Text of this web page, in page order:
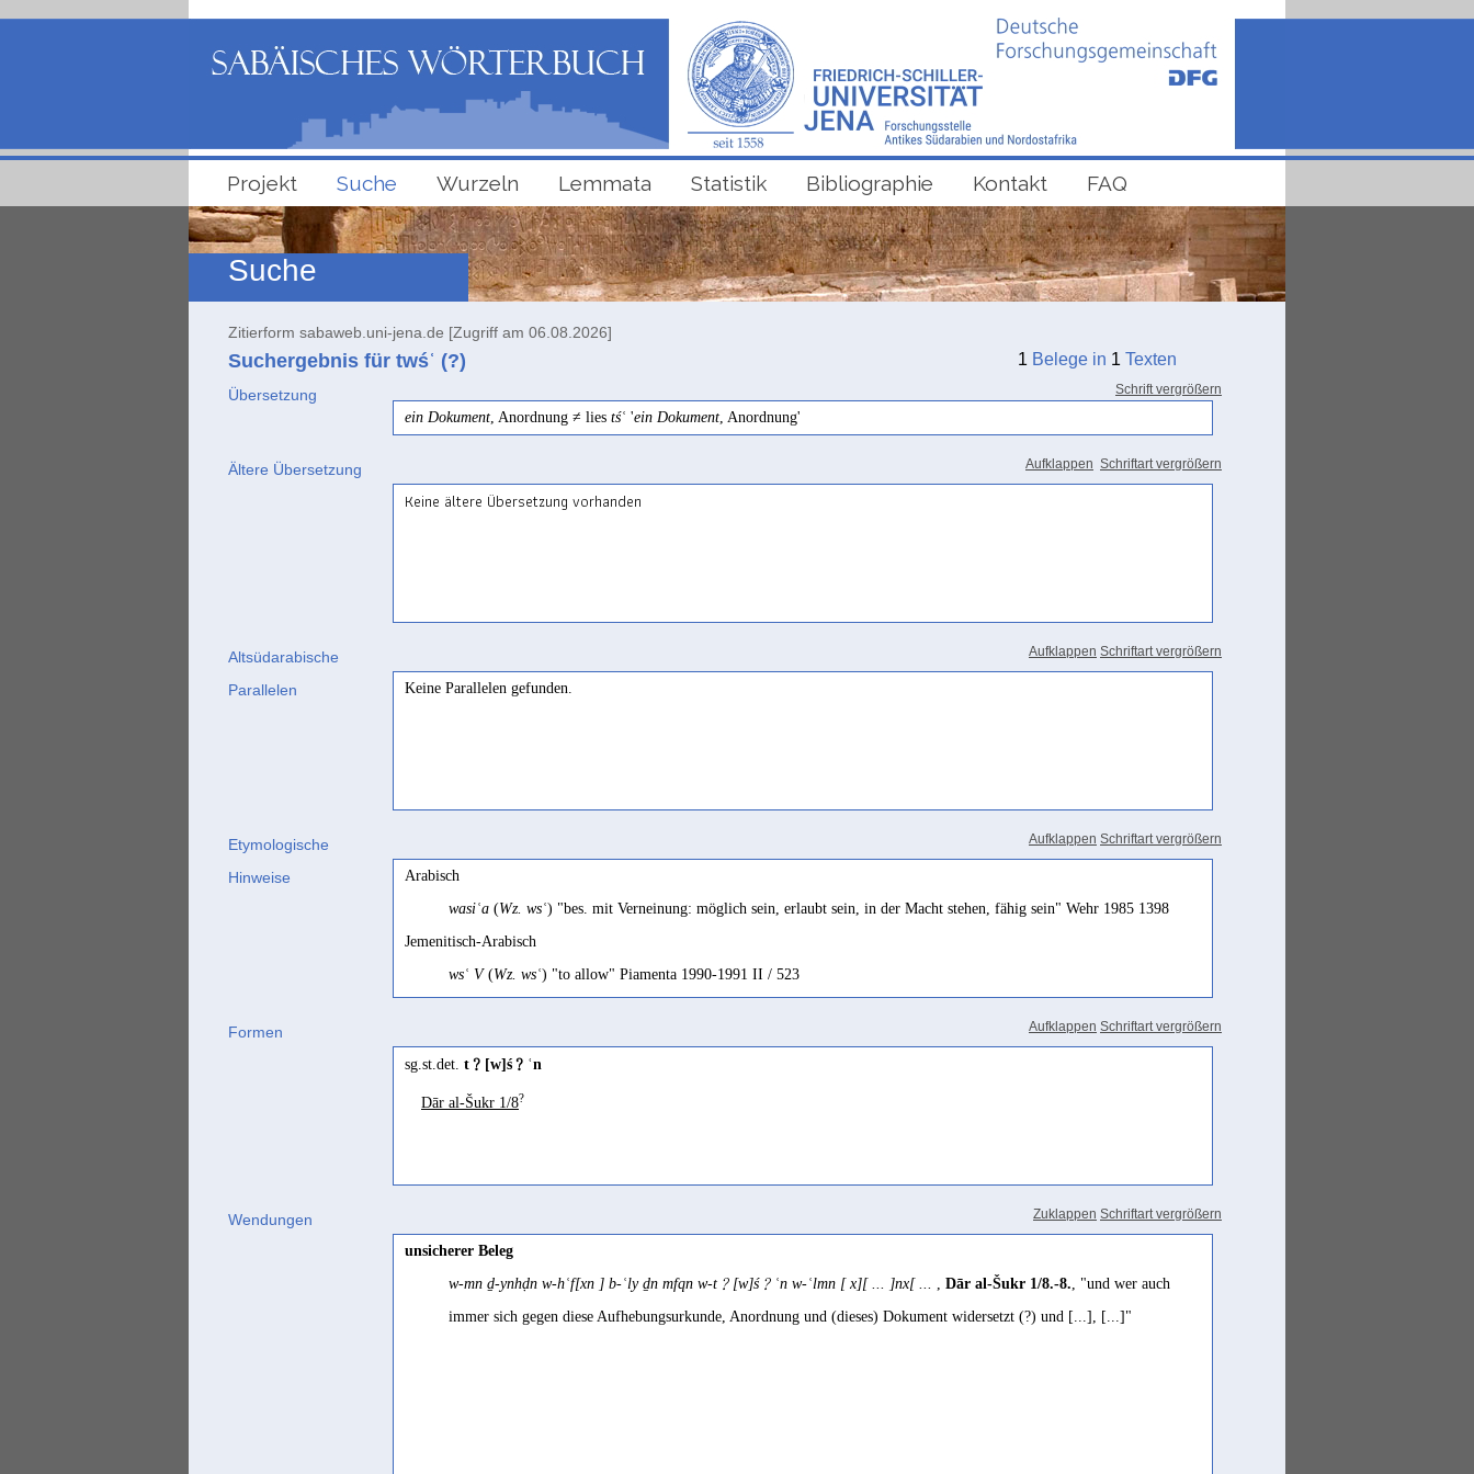
Projekt Suche Wurzeln Lemmata Statistik Bibliographie Kontakt FAQ
Suche
Zitierform sabaweb.uni-jena.de [Zugriff am 06.08.2026]
Suchergebnis für twśʿ (?) 1 Belege in 1 Texten
Übersetzung Schrift vergrößern
ein Dokument, Anordnung ≠ lies tśʿ 'ein Dokument, Anordnung'
Ältere Übersetzung Aufklappen Schriftart vergrößern
Keine ältere Übersetzung vorhanden
Altsüdarabische
Parallelen
Aufklappen Schriftart vergrößern
Keine Parallelen gefunden.
Etymologische
Hinweise
Aufklappen Schriftart vergrößern
Arabisch
wasiʿa (Wz. wsʿ) "bes. mit Verneinung: möglich sein, erlaubt sein, in der Macht stehen, fähig sein" Wehr 1985 1398
Jemenitisch-Arabisch
wsʿ V(Wz. wsʿ) "to allow" Piamenta 1990-1991 II / 523
Formen Aufklappen Schriftart vergrößern
sg.st.det. t﹖[w]ś﹖ʿn
Dār al-Šukr 1/8?
Wendungen Zuklappen Schriftart vergrößern
unsicherer Beleg
w-mn ḏ-ynhḍn w-hʿf[xn ] b-ʿly ḏn mfqn w-t﹖[w]ś﹖ʿn w-ʿlmn [ x][ ... ]nx[ ... , Dār al-Šukr 1/8.-8., "und wer auch
immer sich gegen diese Aufhebungsurkunde, Anordnung und (dieses) Dokument widersetzt (?) und [...], [...]"